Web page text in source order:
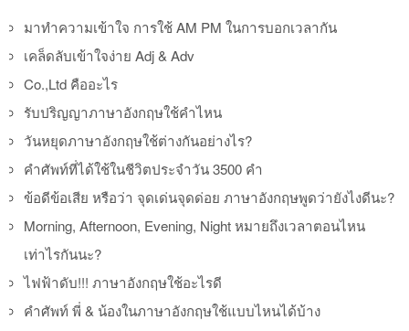
มาทำความเข้าใจ การใช้ AM PM ในการบอกเวลากัน
เคล็ดลับเข้าใจง่าย Adj & Adv
Co.,Ltd คืออะไร
รับปริญญาภาษาอังกฤษใช้คำไหน
วันหยุดภาษาอังกฤษใช้ต่างกันอย่างไร?
คำศัพท์ที่ได้ใช้ในชีวิตประจำวัน 3500 คำ
ข้อดีข้อเสีย หรือว่า จุดเด่นจุดด่อย ภาษาอังกฤษพูดว่ายังไงดีนะ?
Morning, Afternoon, Evening, Night หมายถึงเวลาตอนไหน
เท่าไรกันนะ?
ไฟฟ้าดับ!!! ภาษาอังกฤษใช้อะไรดี
คำศัพท์ พี่ & น้องในภาษาอังกฤษใช้แบบไหนได้บ้าง